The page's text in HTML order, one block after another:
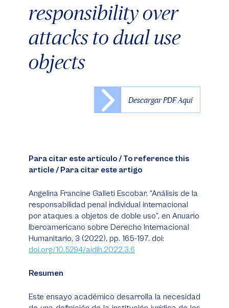
responsibility over
attacks to dual use
objects
Descargar PDF Aquí
Para citar este artículo / To reference this
article / Para citar este artigo
Angelina Francine Galleti Escobar, “Análisis de la
responsabilidad penal individual internacional
por ataques a objetos de doble uso”, en Anuario
Iberoamericano sobre Derecho Internacional
Humanitario, 3 (2022), pp. 165-197. doi:
doi.org/10.5294/aidih.2022.3.6
Resumen
Este ensayo académico desarrolla la necesidad